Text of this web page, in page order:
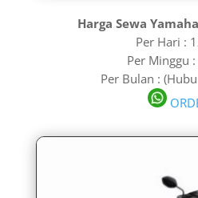
Harga Sewa
Per Hari :
Per Minggu
Per Bulan :